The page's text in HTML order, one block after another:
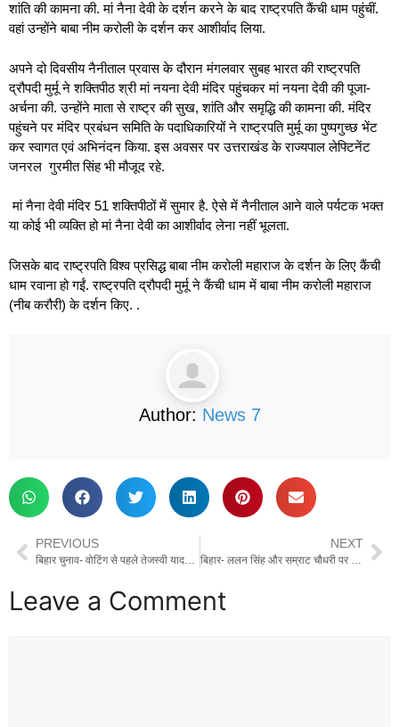
शांति की कामना की. मां नैना देवी के दर्शन करने के बाद राष्ट्रपति कैंची धाम पहुंचीं.
वहां उन्होंने बाबा नीम करोली के दर्शन कर आशीर्वाद लिया.
अपने दो दिवसीय नैनीताल प्रवास के दौरान मंगलवार सुबह भारत की राष्ट्रपति
द्रौपदी मुर्मू ने शक्तिपीठ श्री मां नयना देवी मंदिर पहुंचकर मां नयना देवी की पूजा-
अर्चना की. उन्होंने माता से राष्ट्र की सुख, शांति और समृद्धि की कामना की. मंदिर
पहुंचने पर मंदिर प्रबंधन समिति के पदाधिकारियों ने राष्ट्रपति मुर्मू का पुष्पगुच्छ भेंट
कर स्वागत एवं अभिनंदन किया. इस अवसर पर उत्तराखंड के राज्यपाल लेफ्टिनेंट
जनरल गुरमीत सिंह भी मौजूद रहे.
मां नैना देवी मंदिर 51 शक्तिपीठों में सुमार है. ऐसे में नैनीताल आने वाले पर्यटक भक्त
या कोई भी व्यक्ति हो मां नैना देवी का आशीर्वाद लेना नहीं भूलता.
जिसके बाद राष्ट्रपति विश्व प्रसिद्ध बाबा नीम करोली महाराज के दर्शन के लिए कैंची
धाम रवाना हो गईं. राष्ट्रपति द्रौपदी मुर्मू ने कैंची धाम में बाबा नीम करोली महाराज
(नीब करौरी) के दर्शन किए. .
Author: News 7
PREVIOUS
बिहार चुनाव- वोटिंग से पहले तेजस्वी यादव का बड़ा ऐलान, महिलाओं को 30 हजार रुपये, किसानों को फ्री बिजली
NEXT
बिहार- ललन सिंह और सम्राट चौधरी पर FIR दर्ज, मोकामा में रोड शो में 48 गाड़ियों का था काफिला
Leave a Comment